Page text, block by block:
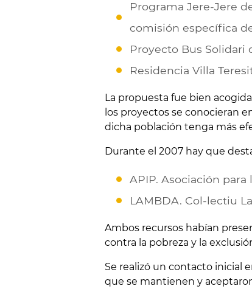
Programa Jere-Jere
comisión específica
Proyecto Bus Solidari
Residencia Villa
La propuesta fue bien
los proyectos se conocieran
dicha población tenga más
Durante el 2007 hay que
APIP. Asociación
LAMBDA. Col-lectiu
Ambos recursos habían
contra la pobreza y la
Se realizó un contacto inicial
que se mantienen y